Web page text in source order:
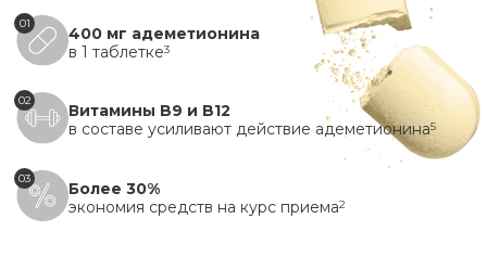
01
400 мг адеметионина
в 1 таблетке3
02
Витамины B9 и B12
в составе усиливают действие адеметионина5
03
Более 30%
экономия средств на курс приема2